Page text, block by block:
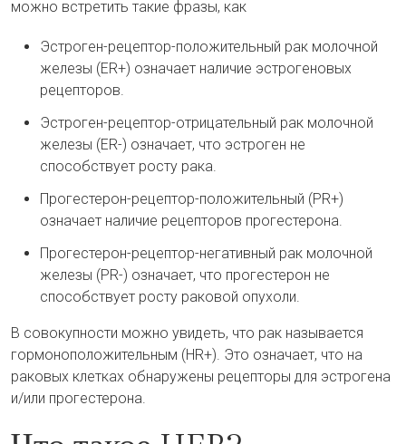
можно встретить такие фразы, как
Эстроген-рецептор-положительный рак молочной
железы (ER+) означает наличие эстрогеновых
рецепторов.
Эстроген-рецептор-отрицательный рак молочной
железы (ER-) означает, что эстроген не
способствует росту рака.
Прогестерон-рецептор-положительный (PR+)
означает наличие рецепторов прогестерона.
Прогестерон-рецептор-негативный рак молочной
железы (PR-) означает, что прогестерон не
способствует росту раковой опухоли.
В совокупности можно увидеть, что рак называется
гормоноположительным (HR+). Это означает, что на
раковых клетках обнаружены рецепторы для эстрогена
и/или прогестерона.